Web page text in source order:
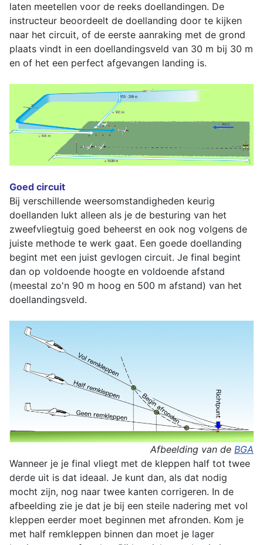
laten meetellen voor de reeks doellandingen. De
instructeur beoordeelt de doellanding door te kijken
naar het circuit, of de eerste aanraking met de grond
plaats vindt in een doellandingsveld van 30 m bij 30 m
en of het een perfect afgevangen landing is.
Goed circuit
Bij verschillende weersomstandigheden keurig
doellanden lukt alleen als je de besturing van het
zweefvliegtuig goed beheerst en ook nog volgens de
juiste methode te werk gaat. Een goede doellanding
begint met een juist gevlogen circuit. Je final begint
dan op voldoende hoogte en voldoende afstand
(meestal zo'n 90 m hoog en 500 m afstand) van het
doellandingsveld.
Afbeelding van de BGA
Wanneer je je final vliegt met de kleppen half tot twee
derde uit is dat ideaal. Je kunt dan, als dat nodig
mocht zijn, nog naar twee kanten corrigeren. In de
afbeelding zie je dat je bij een steile nadering met vol
kleppen eerder moet beginnen met afronden. Kom je
met half remkleppen binnen dan moet je lager